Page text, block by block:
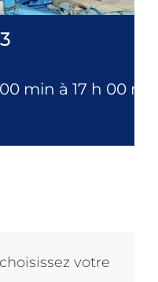
min à 17 h 00
votre